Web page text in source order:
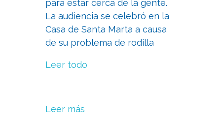
para estar cerca de la gente.
La audiencia se celebró en la
Casa de Santa Marta a causa
de su problema de rodilla
Leer todo
Leer más